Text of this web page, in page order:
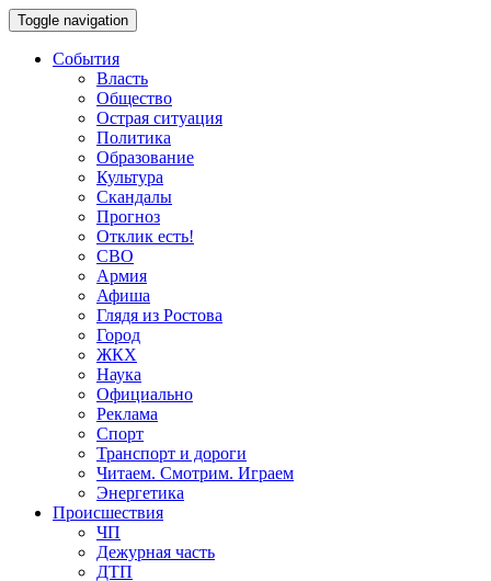
Toggle navigation
События
Власть
Общество
Острая ситуация
Политика
Образование
Культура
Скандалы
Прогноз
Отклик есть!
СВО
Армия
Афиша
Глядя из Ростова
Город
ЖКХ
Наука
Официально
Реклама
Спорт
Транспорт и дороги
Читаем. Смотрим. Играем
Энергетика
Происшествия
ЧП
Дежурная часть
ДТП